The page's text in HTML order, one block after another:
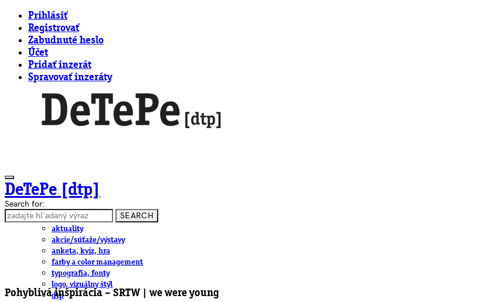
Prihlásiť
Registrovať
Zabudnuté heslo
Účet
Pridať inzerát
Spravovať inzeráty
DeTePe [dtp]
ČLÁNKY
aktuality
akcie/súťaže/výstavy
anketa, kvíz, hra
farby a color management
typografia, fonty
logo, vizuálny štýl
dtp
Search for:
SEARCH
Pohyblivá inšpirácia – SRTW | we were young